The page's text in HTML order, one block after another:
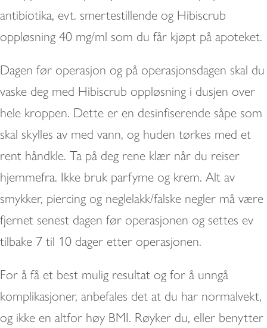
antibiotika, evt. smertestillende og Hibiscrub
oppløsning 40 mg/ml som du får kjøpt på apoteket.
Dagen før operasjon og på operasjonsdagen skal du
vaske deg med Hibiscrub oppløsning i dusjen over
hele kroppen. Dette er en desinfiserende såpe som
skal skylles av med vann, og huden tørkes med et
rent håndkle. Ta på deg rene klær når du reiser
hjemmefra. Ikke bruk parfyme og krem. Alt av
smykker, piercing og neglelakk/falske negler må være
fjernet senest dagen før operasjonen og settes ev
tilbake 7 til 10 dager etter operasjonen.
For å få et best mulig resultat og for å unngå
komplikasjoner, anbefales det at du har normalvekt,
og ikke en altfor høy BMI. Røyker du, eller benytter